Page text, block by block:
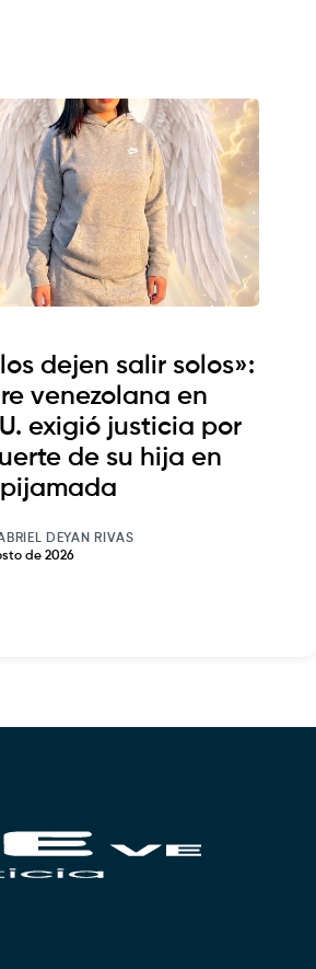
dejen salir solos»:
venezolana en
exigió justicia por
de su hija en
DEYAN RIVAS
de 2026